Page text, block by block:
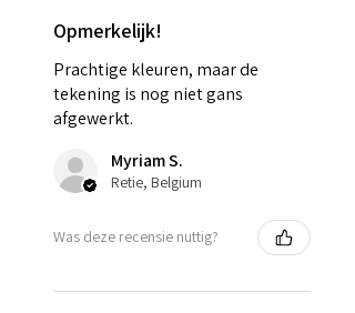
Opmerkelijk!
Prachtige kleuren, maar de
tekening is nog niet gans
afgewerkt.
Myriam S.
Retie, Belgium
Was deze recensie nuttig?